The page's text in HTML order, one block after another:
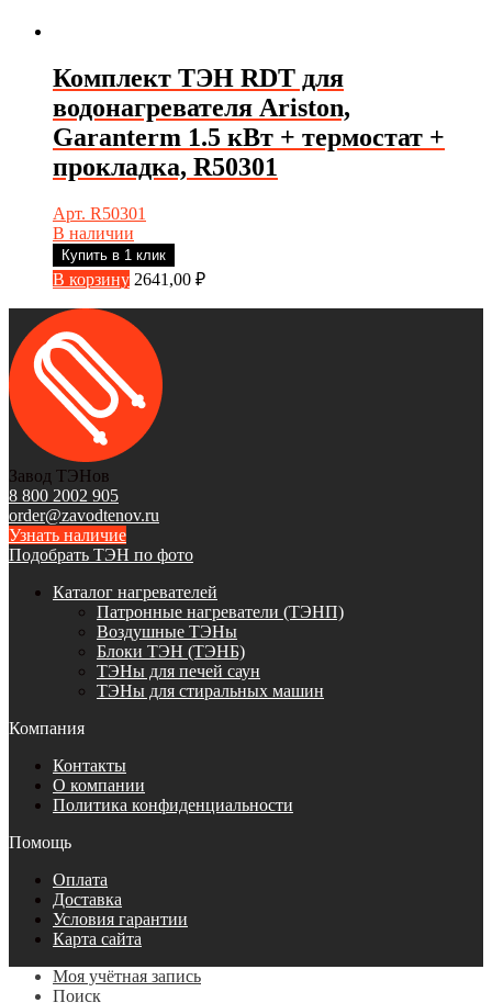
Комплект ТЭН RDT для
водонагревателя Ariston,
Garanterm 1.5 кВт + термостат +
прокладка, R50301
Арт. R50301
В наличии
Купить в 1 клик
В корзину 2641,00 ₽
Завод ТЭНов
8 800 2002 905
order@zavodtenov.ru
Узнать наличие
Подобрать ТЭН по фото
Каталог нагревателей
Патронные нагреватели (ТЭНП)
Воздушные ТЭНы
Блоки ТЭН (ТЭНБ)
ТЭНы для печей саун
ТЭНы для стиральных машин
Компания
Контакты
О компании
Политика конфиденциальности
Помощь
Оплата
Доставка
Условия гарантии
Карта сайта
Моя учётная запись
Поиск